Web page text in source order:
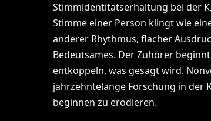
Stimmidentitätserhaltung bei der
Stimme einer Person klingt wie
anderer Rhythmus, flacher
Bedeutsames. Der Zuhörer
entkoppeln, was gesagt wird.
jahrzehntelange Forschung in der
beginnen zu erodieren.